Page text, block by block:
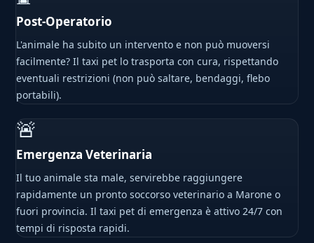
Post-Operatorio
L'animale ha subito un intervento e non può muoversi
facilmente? Il taxi pet lo trasporta con cura, rispettando
eventuali restrizioni (non può saltare, bendaggi, flebo
portabili).
🚨
Emergenza Veterinaria
Il tuo animale sta male, servirebbe raggiungere
rapidamente un pronto soccorso veterinario a Marone o
fuori provincia. Il taxi pet di emergenza è attivo 24/7 con
tempi di risposta rapidi.